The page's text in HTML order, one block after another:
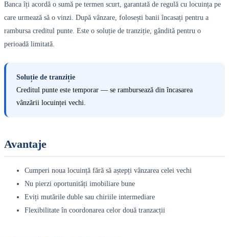
Banca îți acordă o sumă pe termen scurt, garantată de regulă cu locuința pe
care urmează să o vinzi. După vânzare, folosești banii încasați pentru a
rambursa creditul punte. Este o soluție de tranziție, gândită pentru o
perioadă limitată.
Soluție de tranziție
Creditul punte este temporar — se rambursează din încasarea
vânzării locuinței vechi.
Avantaje
Cumperi noua locuință fără să aștepți vânzarea celei vechi
Nu pierzi oportunități imobiliare bune
Eviți mutările duble sau chiriile intermediare
Flexibilitate în coordonarea celor două tranzacții